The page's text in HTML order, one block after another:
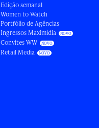
Edição semanal
Women to Watch
Portfólio de Agências
Ingressos Maximídia
Convites WW
Retail Media